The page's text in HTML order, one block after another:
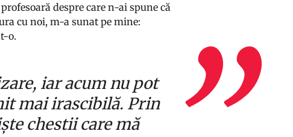
despre care n-ai spune că
cu noi, m-a sunat pe mine:
o.
iar acum nu pot
mai irascibilă. Prin
chestii care mă